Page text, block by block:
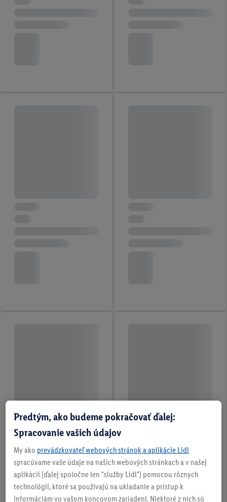
Predtým, ako budeme pokračovať ďalej:
Spracovanie vašich údajov
My ako prevádzkovateľ webových stránok a aplikácie Lidl
spracúvame vaše údaje na našich webových stránkach a v našej
aplikácii (ďalej spoločne len "služby Lidl") pomocou rôznych
technológií, ktoré sa používajú na ukladanie a prístup k
informáciám vo vašom koncovom zariadení. Niektoré z nich sú